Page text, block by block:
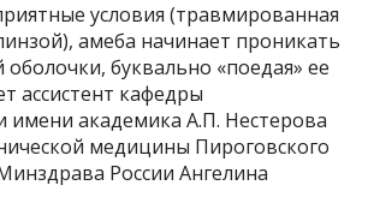
условия (травмированная
амеба начинает проникать
оболочки, буквально «поедая» ее
ассистент кафедры
имени академика А.П. Нестерова
медицины Пироговского
России Ангелина